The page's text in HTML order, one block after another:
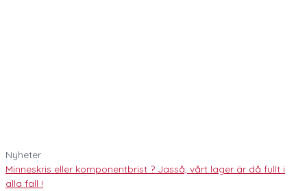
Nyheter
Minneskris eller komponentbrist ? Jasså, vårt lager är då fullt i
alla fall !